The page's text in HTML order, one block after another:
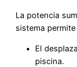
La potencia
sistema
El
piscina.